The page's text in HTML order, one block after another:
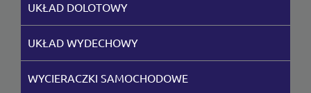
UKŁAD DOLOTOWY
UKŁAD WYDECHOWY
WYCIERACZKI SAMOCHODOWE